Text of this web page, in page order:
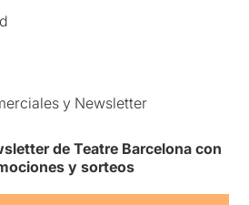
y Newsletter
de Teatre Barcelona con
y sorteos